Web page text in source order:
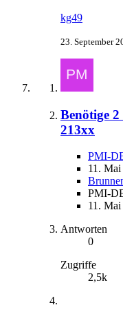
kg49
23. September
Benötige
213xx
PMI-
11.
PMI-
11.
Antworten
0
Zugriffe
2,5k